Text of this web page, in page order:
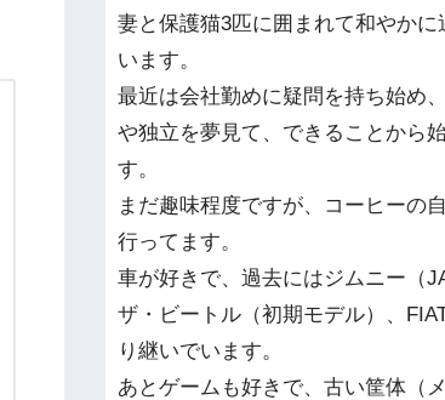
妻と保護猫3匹に囲まれて和やかに
います。
最近は会社勤めに疑問を持ち始め
や独立を夢見て、できることから
す。
まだ趣味程度ですが、コーヒーの
行ってます。
車が好きで、過去にはジムニー（
ザ・ビートル（初期モデル）、
り継いでいます。
あとゲームも好きで、古い筐体（